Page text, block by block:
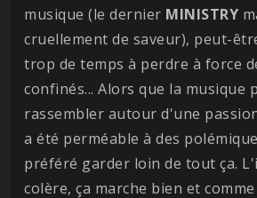
musique (le dernier MINISTRY
cruellement de saveur), peut-
trop de temps à perdre à force
confinés... Alors que la musique
rassembler autour d'une
a été perméable à des
préféré garder loin de tout ça.
colère, ça marche bien et